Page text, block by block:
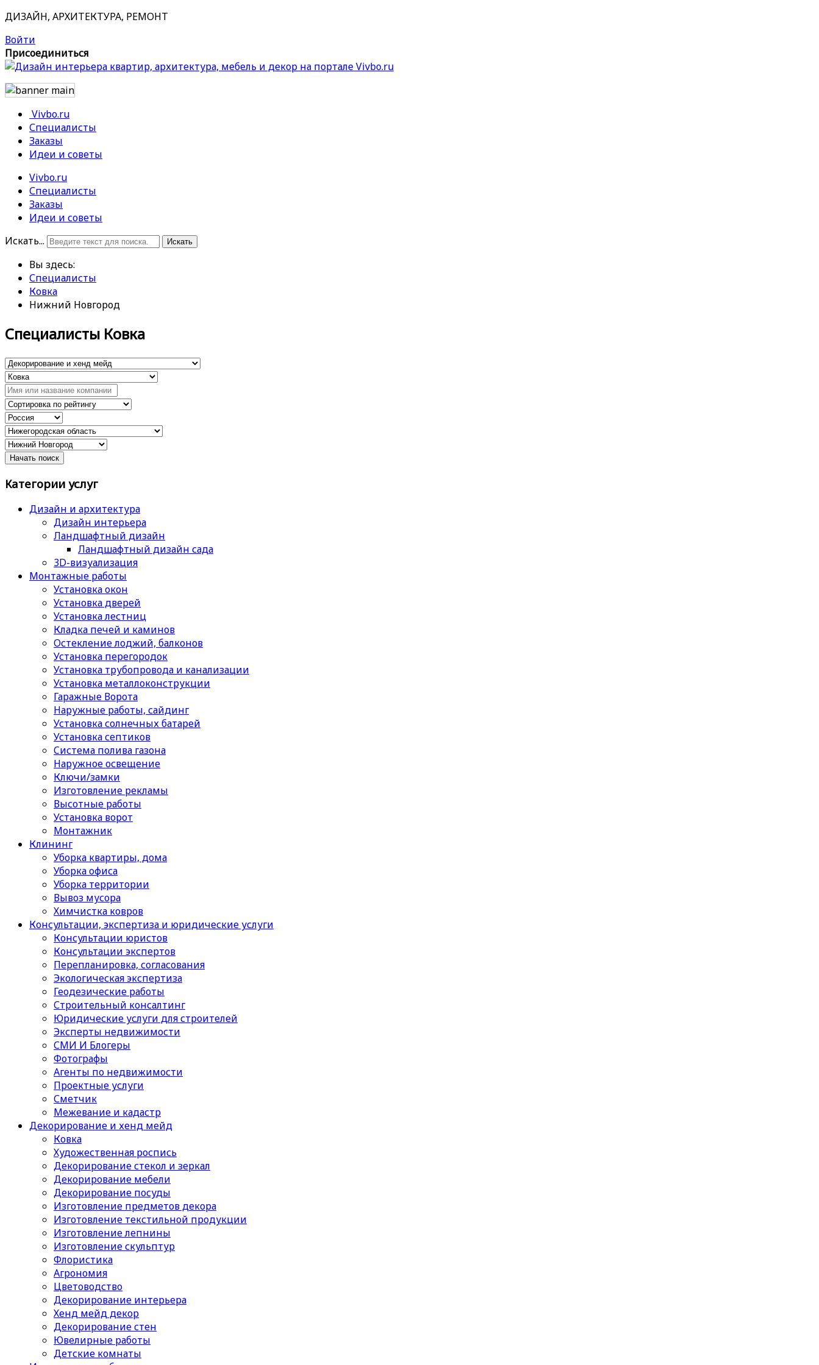
ДИЗАЙН, АРХИТЕКТУРА, РЕМОНТ
Войти
Присоединиться
Vivbo.ru
Специалисты
Заказы
Идеи и советы
Vivbo.ru
Специалисты
Заказы
Идеи и советы
Искать...
Искать
Вы здесь:
Специалисты
Ковка
Нижний Новгород
Специалисты Ковка
Категории услуг
Дизайн и архитектура
Дизайн интерьера
Ландшафтный дизайн
Ландшафтный дизайн сада
3D-визуализация
Монтажные работы
Установка окон
Установка дверей
Установка лестниц
Кладка печей и каминов
Остекление лоджий, балконов
Установка перегородок
Установка трубопровода и канализации
Установка металлоконструкции
Гаражные Ворота
Наружные работы, сайдинг
Установка солнечных батарей
Установка септиков
Cистема полива газона
Наружное освещение
Ключи/замки
Изготовление рекламы
Высотные работы
Установка ворот
Монтажник
Клининг
Уборка квартиры, дома
Уборка офиса
Уборка территории
Вывоз мусора
Химчистка ковров
Консультации, экспертиза и юридические услуги
Консультации юристов
Консультации экспертов
Перепланировка, согласования
Экологическая экспертиза
Геодезические работы
Строительный консалтинг
Юридические услуги для строителей
Эксперты недвижимости
СМИ И Блогеры
Фотографы
Агенты по недвижимости
Проектные услуги
Сметчик
Межевание и кадастр
Декорирование и хенд мейд
Ковка
Художественная роспись
Декорирование стекол и зеркал
Декорирование мебели
Декорирование посуды
Изготовление предметов декора
Изготовление текстильной продукции
Изготовление лепнины
Изготовление скульптур
Флористика
Агрономия
Цветоводство
Декорирование интерьера
Хенд мейд декор
Декорирование стен
Ювелирные работы
Детские комнаты